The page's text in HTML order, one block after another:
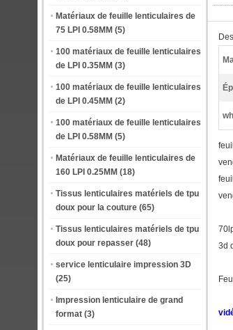
Matériaux de feuille lenticulaires de
75 LPI 0.58MM (5)
100 matériaux de feuille lenticulaires
de LPI 0.35MM (3)
100 matériaux de feuille lenticulaires
de LPI 0.45MM (2)
100 matériaux de feuille lenticulaires
de LPI 0.58MM (5)
Matériaux de feuille lenticulaires de
160 LPI 0.25MM (18)
Tissus lenticulaires matériels de tpu
doux pour la couture (65)
Tissus lenticulaires matériels de tpu
doux pour repasser (48)
service lenticulaire impression 3D
(25)
Impression lenticulaire de grand
format (3)
3d